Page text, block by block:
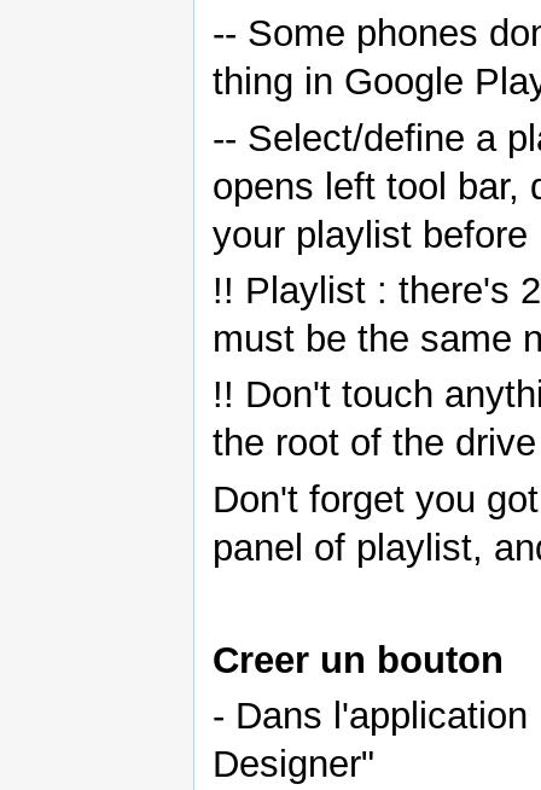
-- Some phones
thing in Google
-- Select/define a
opens left tool bar,
your playlist
!! Playlist : there's
must be the same
!! Don't touch
the root of the
Don't forget you
panel of playlist,
Creer un bouton
- Dans
Designer"